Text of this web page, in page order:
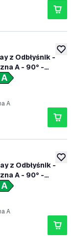
z Odbłyśnik -
A - 90° -
- IP65 -
recenzji
A
z Odbłyśnik -
A - 90° -
- IP65 -
A